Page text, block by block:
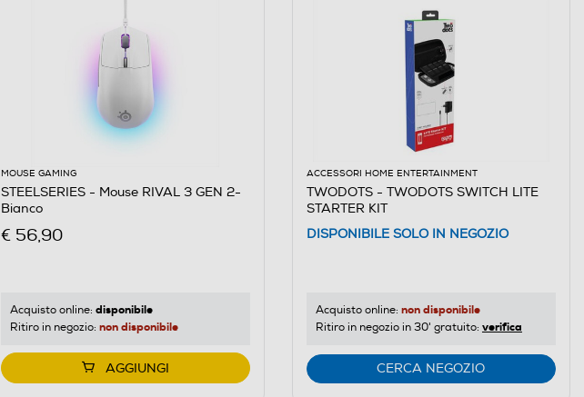
MOUSE GAMING
STEELSERIES - Mouse RIVAL 3 GEN 2-
Bianco
€ 56,90
Acquisto online: disponibile
Ritiro in negozio: non disponibile
AGGIUNGI
ACCESSORI HOME ENTERTAINMENT
TWODOTS - TWODOTS SWITCH LITE
STARTER KIT
DISPONIBILE SOLO IN NEGOZIO
Acquisto online: non disponibile
Ritiro in negozio in 30' gratuito: verifica
CERCA NEGOZIO